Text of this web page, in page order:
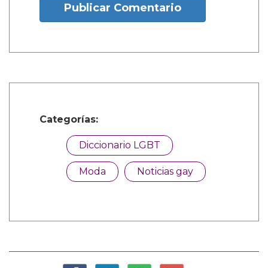
Publicar Comentario
Categorías:
Diccionario LGBT
Moda Noticias gay